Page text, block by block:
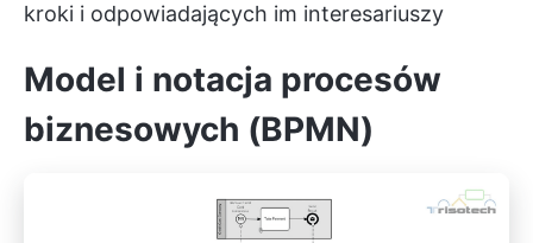
kroki i odpowiadających im interesariuszy
Model i notacja procesów
biznesowych (BPMN)